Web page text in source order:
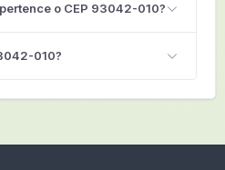
o CEP 93042-010?
010?